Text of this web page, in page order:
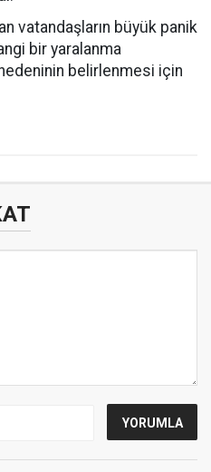
vatandaşların büyük panik
bir yaralanma
nedeninin belirlenmesi için